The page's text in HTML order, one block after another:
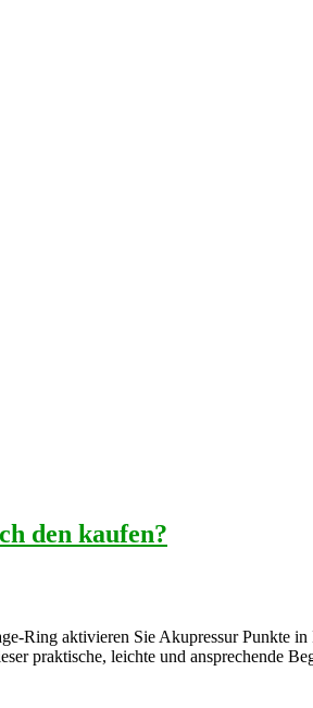
den kaufen?
Ring aktivieren Sie Akupressur Punkte
praktische, leichte und ansprechende